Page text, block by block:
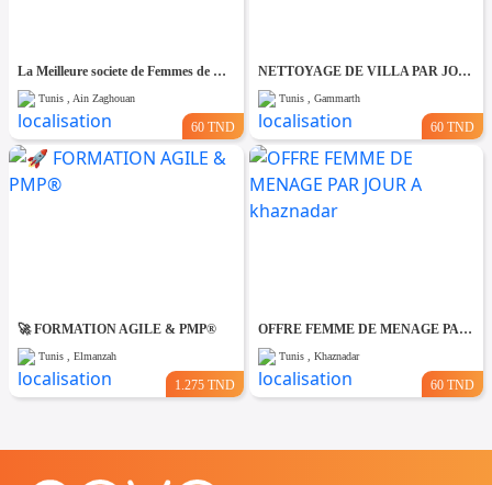
La Meilleure societe de Femmes de Ménage A Ain zaghouane
Tunis , Ain Zaghouan
60 TND
NETTOYAGE DE VILLA PAR JOUR A Gammarth
Tunis , Gammarth
60 TND
🚀 FORMATION AGILE & PMP®
Tunis , Elmanzah
1.275 TND
OFFRE FEMME DE MENAGE PAR JOUR A khaznadar
Tunis , Khaznadar
60 TND